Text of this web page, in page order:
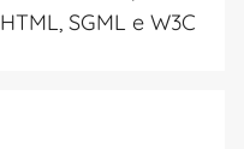
HTML, SGML e W3C